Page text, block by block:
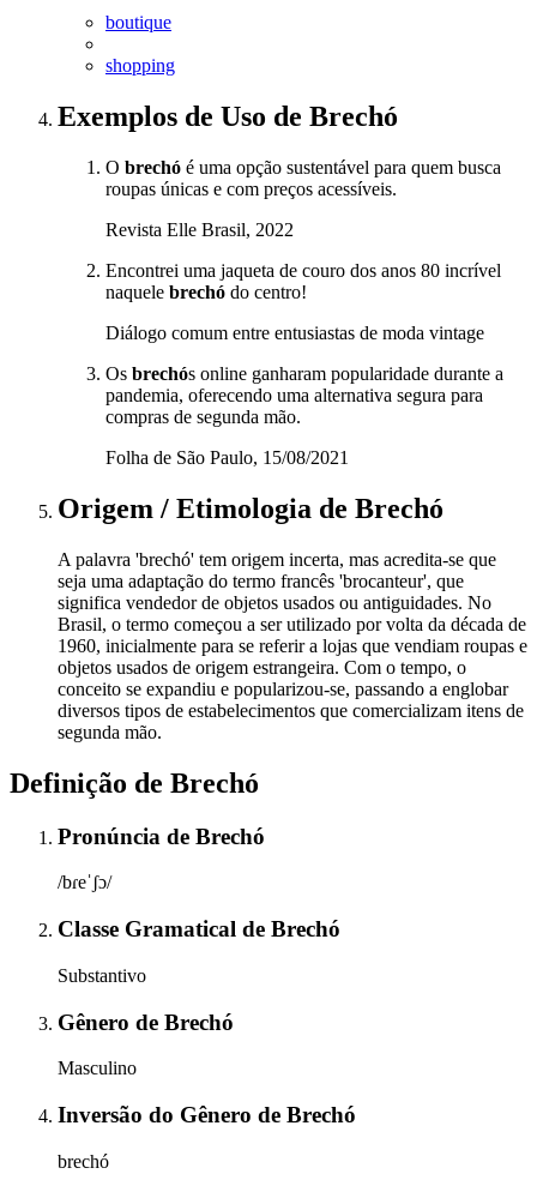
boutique
shopping
Exemplos de Uso de Brechó
O brechó é uma opção sustentável para quem busca
roupas únicas e com preços acessíveis.
Revista Elle Brasil, 2022
Encontrei uma jaqueta de couro dos anos 80 incrível
naquele brechó do centro!
Diálogo comum entre entusiastas de moda vintage
Os brechós online ganharam popularidade durante a
pandemia, oferecendo uma alternativa segura para
compras de segunda mão.
Folha de São Paulo, 15/08/2021
Origem / Etimologia de Brechó
A palavra 'brechó' tem origem incerta, mas acredita-se que
seja uma adaptação do termo francês 'brocanteur', que
significa vendedor de objetos usados ou antiguidades. No
Brasil, o termo começou a ser utilizado por volta da década de
1960, inicialmente para se referir a lojas que vendiam roupas e
objetos usados de origem estrangeira. Com o tempo, o
conceito se expandiu e popularizou-se, passando a englobar
diversos tipos de estabelecimentos que comercializam itens de
segunda mão.
Definição de Brechó
Pronúncia de Brechó
/bɾeˈʃɔ/
Classe Gramatical de Brechó
Substantivo
Gênero de Brechó
Masculino
Inversão do Gênero de Brechó
brechó